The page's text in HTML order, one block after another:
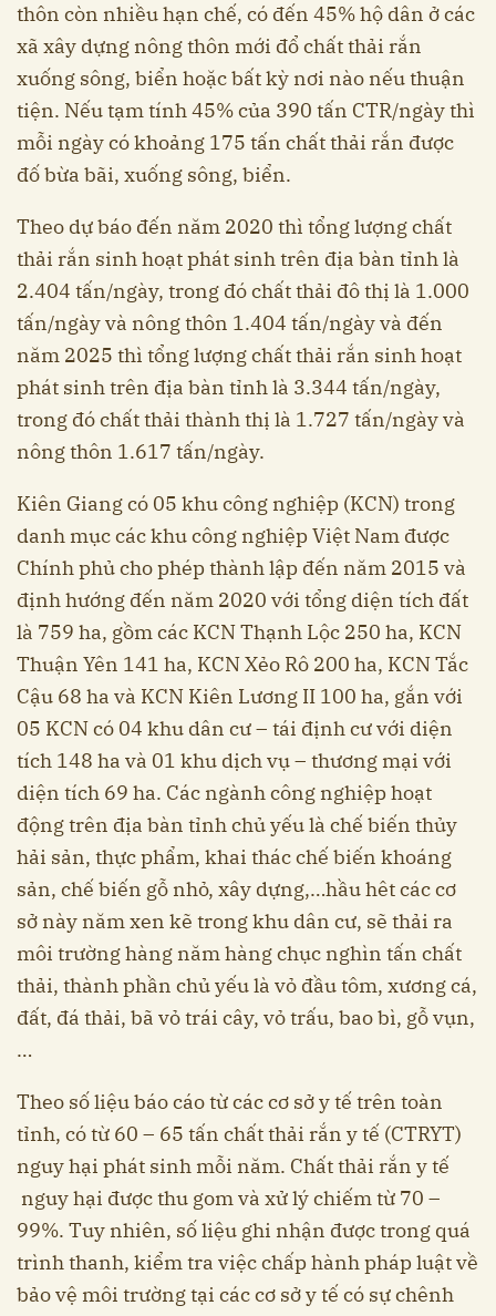
thôn còn nhiều hạn chế, có đến 45% hộ dân ở các
xã xây dựng nông thôn mới đổ chất thải rắn
xuống sông, biển hoặc bất kỳ nơi nào nếu thuận
tiện. Nếu tạm tính 45% của 390 tấn CTR/ngày thì
mỗi ngày có khoảng 175 tấn chất thải rắn được
đố bừa bãi, xuống sông, biển.
Theo dự báo đến năm 2020 thì tổng lượng chất
thải rắn sinh hoạt phát sinh trên địa bàn tỉnh là
2.404 tấn/ngày, trong đó chất thải đô thị là 1.000
tấn/ngày và nông thôn 1.404 tấn/ngày và đến
năm 2025 thì tổng lượng chất thải rắn sinh hoạt
phát sinh trên địa bàn tỉnh là 3.344 tấn/ngày,
trong đó chất thải thành thị là 1.727 tấn/ngày và
nông thôn 1.617 tấn/ngày.
Kiên Giang có 05 khu công nghiệp (KCN) trong
danh mục các khu công nghiệp Việt Nam được
Chính phủ cho phép thành lập đến năm 2015 và
định hướng đến năm 2020 với tổng diện tích đất
là 759 ha, gồm các KCN Thạnh Lộc 250 ha, KCN
Thuận Yên 141 ha, KCN Xẻo Rô 200 ha, KCN Tắc
Cậu 68 ha và KCN Kiên Lương II 100 ha, gắn với
05 KCN có 04 khu dân cư – tái định cư với diện
tích 148 ha và 01 khu dịch vụ – thương mại với
diện tích 69 ha. Các ngành công nghiệp hoạt
động trên địa bàn tỉnh chủ yếu là chế biến thủy
hải sản, thực phẩm, khai thác chế biến khoáng
sản, chế biến gỗ nhỏ, xây dựng,…hầu hêt các cơ
sở này năm xen kẽ trong khu dân cư, sẽ thải ra
môi trường hàng năm hàng chục nghìn tấn chất
thải, thành phần chủ yếu là vỏ đầu tôm, xương cá,
đất, đá thải, bã vỏ trái cây, vỏ trấu, bao bì, gỗ vụn,
…
Theo số liệu báo cáo từ các cơ sở y tế trên toàn
tỉnh, có từ 60 – 65 tấn chất thải rắn y tế (CTRYT)
nguy hại phát sinh mỗi năm. Chất thải rắn y tế
nguy hại được thu gom và xử lý chiếm từ 70 –
99%. Tuy nhiên, số liệu ghi nhận được trong quá
trình thanh, kiểm tra việc chấp hành pháp luật về
bảo vệ môi trường tại các cơ sở y tế có sự chênh